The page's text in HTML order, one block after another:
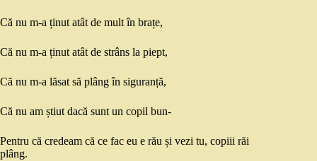
Că nu m-a ținut atât de mult în brațe,
Că nu m-a ținut atât de strâns la piept,
Că nu m-a lăsat să plâng în siguranță,
Că nu am știut dacă sunt un copil bun-
Pentru că credeam că ce fac eu e rău și vezi tu, copiii răi
plâng.